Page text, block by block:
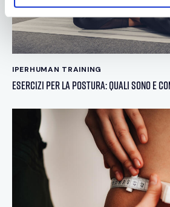
o
IPERHUMAN TRAINING
Esercizi per la Postura: quali sono e